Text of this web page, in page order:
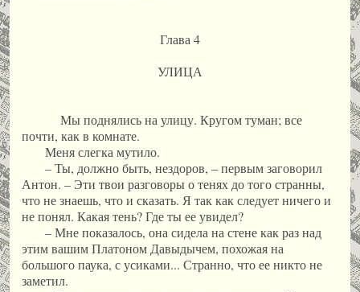
Глава 4
УЛИЦА
Мы поднялись на улицу. Кругом туман; все
почти, как в комнате.
Меня слегка мутило.
– Ты, должно быть, нездоров, – первым заговорил
Антон. – Эти твои разговоры о тенях до того странны,
что не знаешь, что и сказать. Я так как следует ничего и
не понял. Какая тень? Где ты ее увидел?
– Мне показалось, она сидела на стене как раз над
этим вашим Платоном Давыдычем, похожая на
большого паука, с усиками... Странно, что ее никто не
заметил.